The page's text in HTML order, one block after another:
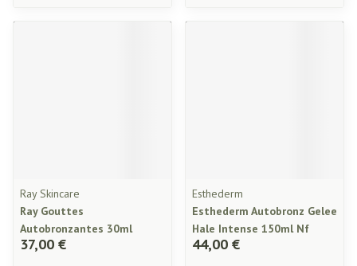
Ray Skincare
Ray Gouttes
Autobronzantes 30ml
37,00 €
Esthederm
Esthederm Autobronz Gelee
Hale Intense 150ml Nf
44,00 €